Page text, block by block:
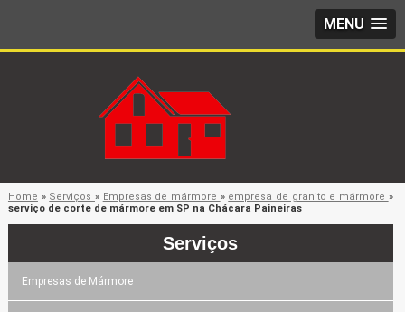
MENU
Home » Serviços » Empresas de mármore » empresa de granito e mármore »
serviço de corte de mármore em SP na Chácara Paineiras
Serviços
Empresas de Mármore